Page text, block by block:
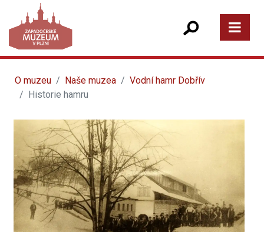
O muzeu Naše muzea
Vodní hamr Dobřív
Historie hamru